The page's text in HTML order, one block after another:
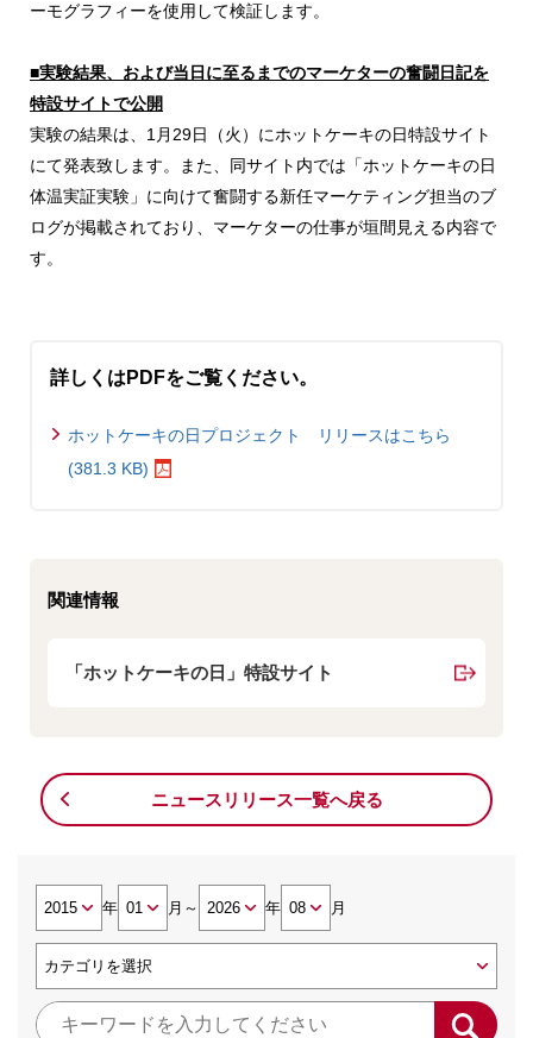
ーモグラフィーを使用して検証します。
■実験結果、および当日に至るまでのマーケターの奮闘日記を
特設サイトで公開
実験の結果は、1月29日（火）にホットケーキの日特設サイト
にて発表致します。また、同サイト内では「ホットケーキの日
体温実証実験」に向けて奮闘する新任マーケティング担当のブ
ログが掲載されており、マーケターの仕事が垣間見える内容で
す。
詳しくはPDFをご覧ください。
ホットケーキの日プロジェクト リリースはこちら
(381.3 KB)
関連情報
「ホットケーキの日」特設サイト
ニュースリリース一覧へ戻る
年 月 ～ 年 月